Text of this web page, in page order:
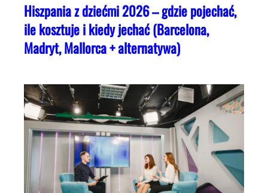
Hiszpania z dziećmi 2026 – gdzie pojechać,
ile kosztuje i kiedy jechać (Barcelona,
Madryt, Mallorca + alternatywa)